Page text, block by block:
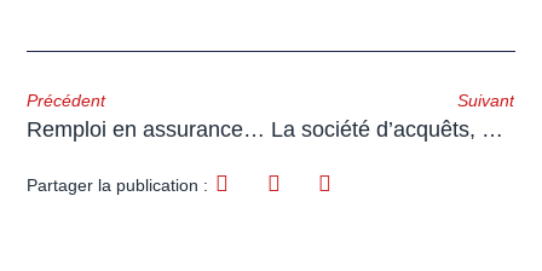
Précédent
Remploi en assurance-vie de fonds issus de quasi-usufruit et droits de mutation à titre gratuit (DMTG)
Suivant
La société d’acquêts, une touche de communauté dans un monde de… séparation de biens
Partager la publication :